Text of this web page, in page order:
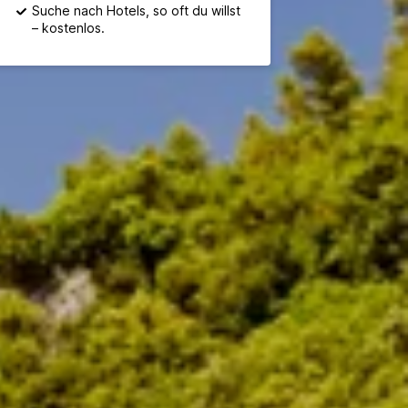
Suche nach Hotels, so oft du willst
– kostenlos.